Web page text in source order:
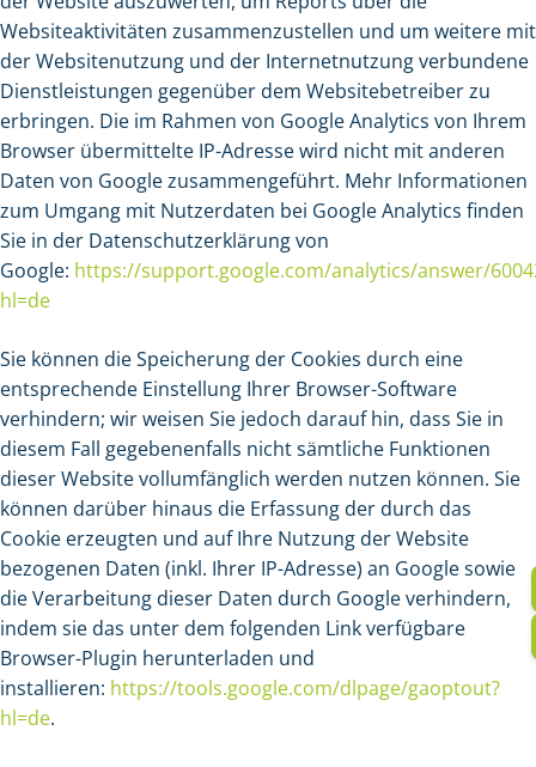
Websiteaktivitäten zusammenzustellen und um weitere mit
der Websitenutzung und der Internetnutzung verbundene
Dienstleistungen gegenüber dem Websitebetreiber zu
erbringen. Die im Rahmen von Google Analytics von Ihrem
Browser übermittelte IP-Adresse wird nicht mit anderen
Daten von Google zusammengeführt. Mehr Informationen
zum Umgang mit Nutzerdaten bei Google Analytics finden
Sie in der Datenschutzerklärung von
Google: https://support.google.com/analytics/answer/
hl=de
Sie können die Speicherung der Cookies durch eine
entsprechende Einstellung Ihrer Browser-Software
verhindern; wir weisen Sie jedoch darauf hin, dass Sie in
diesem Fall gegebenenfalls nicht sämtliche Funktionen
dieser Website vollumfänglich werden nutzen können. Sie
können darüber hinaus die Erfassung der durch das
Cookie erzeugten und auf Ihre Nutzung der Website
bezogenen Daten (inkl. Ihrer IP-Adresse) an Google sowie
die Verarbeitung dieser Daten durch Google verhindern,
indem sie das unter dem folgenden Link verfügbare
Browser-Plugin herunterladen und
installieren: https://tools.google.com/dlpage/gaoptout?
hl=de.